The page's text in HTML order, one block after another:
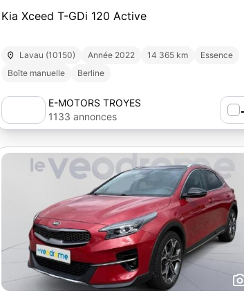
Kia Xceed T-GDi 120 Active
Lavau (10150) Année 2022 14 365 km
Essence
Boîte manuelle
Berline
E-MOTORS TROYES
1133 annonces